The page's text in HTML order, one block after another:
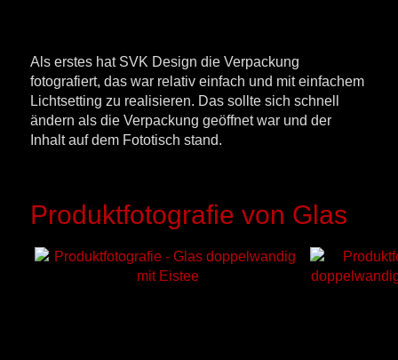
Als erstes hat SVK Design die Verpackung
fotografiert, das war relativ einfach und mit einfachem
Lichtsetting zu realisieren. Das sollte sich schnell
ändern als die Verpackung geöffnet war und der
Inhalt auf dem Fototisch stand.
Produktfotografie von Glas